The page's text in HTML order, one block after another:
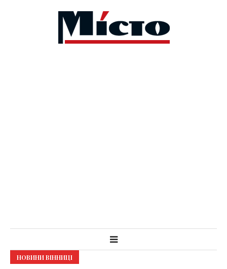
НОВИНИ ВІННИЦІ